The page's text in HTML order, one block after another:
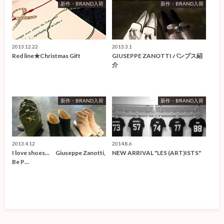
新作・BRAND入荷
2013.12.22
Red line★Christmas Gift
新作・BRAND入荷
2013.3.1
GIUSEPPE ZANOTTI パンプス紹
介
新作・BRAND入荷
2013.4.12
I love shoes... Giuseppe Zanotti,
Be P…
新作・BRAND入荷
2014.8.6
NEW ARRIVAL "LES (ART)ISTS"